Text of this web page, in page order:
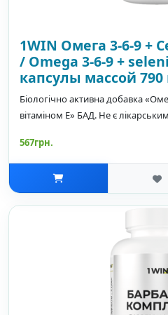
1WIN Oмега 3-6-9 +
/ Omega 3-6-9 +
капсулы массой
Біологічно активна добавка
вітаміном Е» БАД. Не є
567грн.